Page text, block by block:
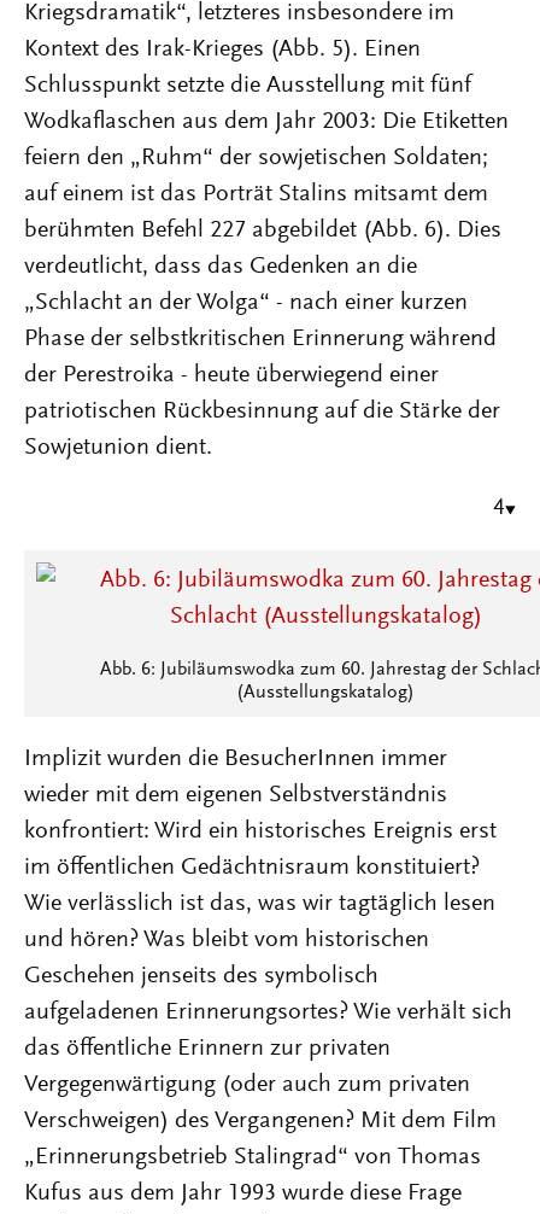
Kriegsdramatik“, letzteres insbesondere im
Kontext des Irak-Krieges (Abb. 5). Einen
Schlusspunkt setzte die Ausstellung mit fünf
Wodkaflaschen aus dem Jahr 2003: Die Etiketten
feiern den „Ruhm“ der sowjetischen Soldaten;
auf einem ist das Porträt Stalins mitsamt dem
berühmten Befehl 227 abgebildet (Abb. 6). Dies
verdeutlicht, dass das Gedenken an die
„Schlacht an der Wolga“ - nach einer kurzen
Phase der selbstkritischen Erinnerung während
der Perestroika - heute überwiegend einer
patriotischen Rückbesinnung auf die Stärke der
Sowjetunion dient.
4
Abb. 6: Jubiläumswodka zum 60. Jahrestag der
(Ausstellungskatalog)
Implizit wurden die BesucherInnen immer
wieder mit dem eigenen Selbstverständnis
konfrontiert: Wird ein historisches Ereignis erst
im öffentlichen Gedächtnisraum konstituiert?
Wie verlässlich ist das, was wir tagtäglich lesen
und hören? Was bleibt vom historischen
Geschehen jenseits des symbolisch
aufgeladenen Erinnerungsortes? Wie verhält sich
das öffentliche Erinnern zur privaten
Vergegenwärtigung (oder auch zum privaten
Verschweigen) des Vergangenen? Mit dem Film
„Erinnerungsbetrieb Stalingrad“ von Thomas
Kufus aus dem Jahr 1993 wurde diese Frage